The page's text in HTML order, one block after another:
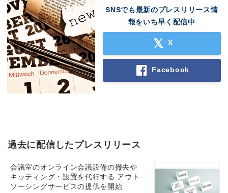
SNSでも最新のプレスリリース情
報をいち早く配信中
X
Facebook
過去に配信したプレスリリース
会議室のオンライン会議設備の撤去や
キッティング・設置を代行する アウト
ソーシングサービスの提供を開始